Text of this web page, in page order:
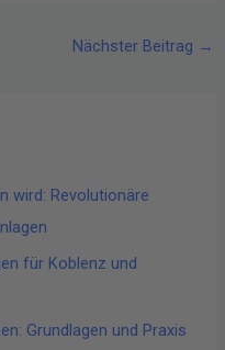
Nächster Beitrag →
wird: Revolutionäre
für Koblenz und
Grundlagen und Praxis